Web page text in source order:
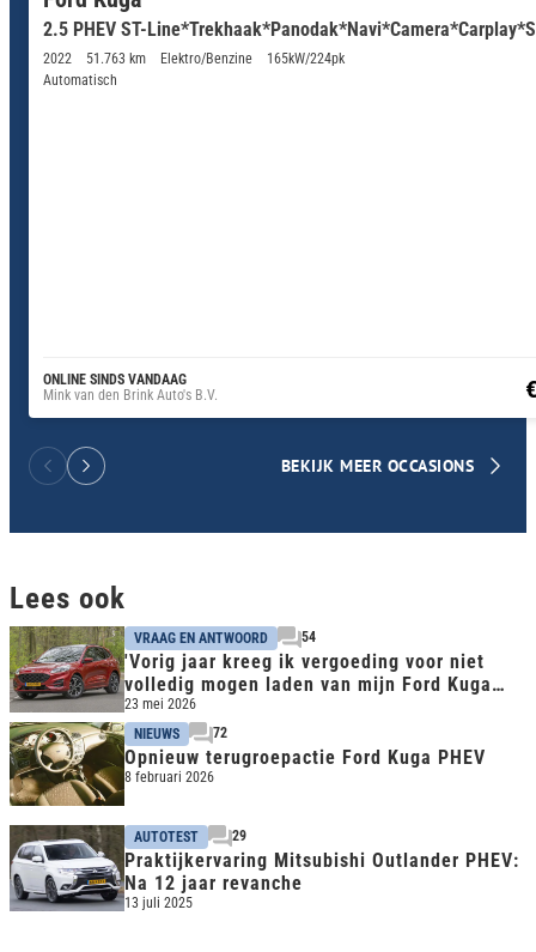
2.5 PHEV ST-
2022 51.763 km Elektro/Benzine
165kW/224pk
Automatisch
ONLINE SINDS VANDAAG
Mink van den Brink Auto's B.V.
BEKIJK MEER OCCASIONS
Lees ook
VRAAG EN ANTWOORD 54
'Vorig jaar kreeg ik vergoeding voor niet
volledig mogen laden van mijn Ford Kuga
PHEV, nu niet'
23 mei 2026
NIEUWS
72
Opnieuw terugroepactie Ford Kuga PHEV
8 februari 2026
AUTOTEST 29
Praktijkervaring Mitsubishi Outlander PHEV:
Na 12 jaar revanche
13 juli 2025